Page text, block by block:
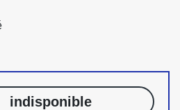
indisponible